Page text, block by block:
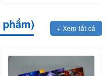
+ Xem tất cả